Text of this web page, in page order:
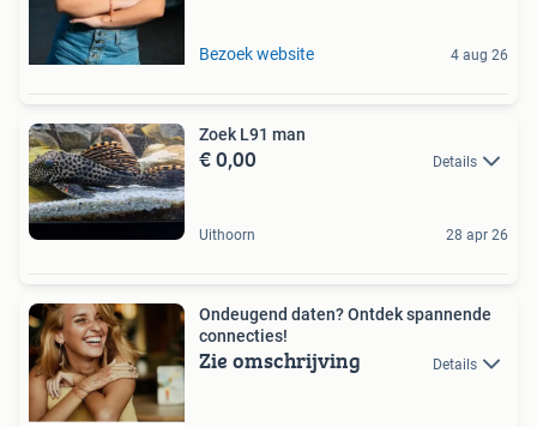
Bezoek website 4 aug 26
Zoek L91 man
€ 0,00 Details
Uithoorn 28 apr 26
Ondeugend daten? Ontdek spannende
connecties!
Zie omschrijving Details